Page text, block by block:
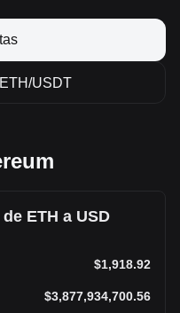
USDT
ETH a USD
$1,918.92
$3,877,934,700.56